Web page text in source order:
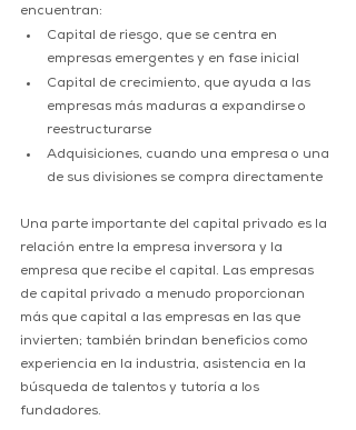
encuentran:
Capital de riesgo, que se centra en
empresas emergentes y en fase inicial
Capital de crecimiento, que ayuda a las
empresas más maduras a expandirse o
reestructurarse
Adquisiciones, cuando una empresa o una
de sus divisiones se compra directamente
Una parte importante del capital privado es la
relación entre la empresa inversora y la
empresa que recibe el capital. Las empresas
de capital privado a menudo proporcionan
más que capital a las empresas en las que
invierten; también brindan beneficios como
experiencia en la industria, asistencia en la
búsqueda de talentos y tutoría a los
fundadores.